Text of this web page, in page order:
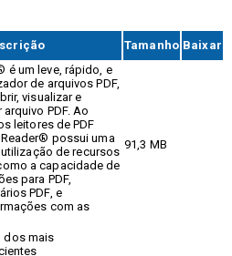
Tamanho Baixar
é um leve, rápido, e
de arquivos PDF,
visualizar e
PDF. Ao
leitores de PDF
possui uma
de recursos
a capacidade de
para PDF,
PDF, e
com as
91,3 MB
dos mais